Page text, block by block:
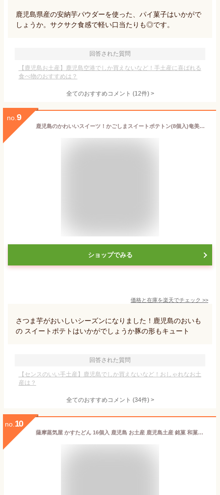
鹿児島県産の安納芋パウダーを使った、パイ菓子はいかがで
しょうか。サクサク食感で軽い口当たりも◎です。
回答された質問
【鹿児島お土産】鹿児島空港でしか買えないなど！手土産に喜ばれる
食べ物のおすすめは？
全てのおすすめコメント (12件) >
no. 9
鹿児島のかわいいスイーツ！かごしまスイートポテトン(8個入)奄美の里 土産 ギフト 西郷どん ご当地スイーツ 菓子 お取り寄せ スイートポテト さつま芋 お取り寄せ 御礼 お祝い お菓子 焼き菓子 手土産 ポイント消化 個包装 プレゼント 父の日 お中元 景品_お菓子
ショップでみる
価格と在庫を楽天でチェック >>
さつま芋がおいしいシーズンになりました！鹿児島のおいも
の スイートポテトはいかがでしょうか豚の形もキュート
回答された質問
【センスのいい手土産】鹿児島でしか買えないなど！おしゃれなお土
産は？
全てのおすすめコメント (34件) >
no. 10
薩摩蒸気屋 かすたどん 16個入 鹿児島 お土産 鹿児島土産 銘菓 和菓子 ギフト 詰め合わせ プチギフト 帰省土産 お取り寄せ 九州 お土産 JR九州 常温